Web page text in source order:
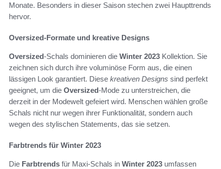
Monate. Besonders in dieser Saison stechen zwei Haupttrends
hervor.
Oversized-Formate und kreative Designs
Oversized-Schals dominieren die Winter 2023 Kollektion. Sie
zeichnen sich durch ihre voluminöse Form aus, die einen
lässigen Look garantiert. Diese kreativen Designs sind perfekt
geeignet, um die Oversized-Mode zu unterstreichen, die
derzeit in der Modewelt gefeiert wird. Menschen wählen große
Schals nicht nur wegen ihrer Funktionalität, sondern auch
wegen des stylischen Statements, das sie setzen.
Farbtrends für Winter 2023
Die Farbtrends für Maxi-Schals in Winter 2023 umfassen